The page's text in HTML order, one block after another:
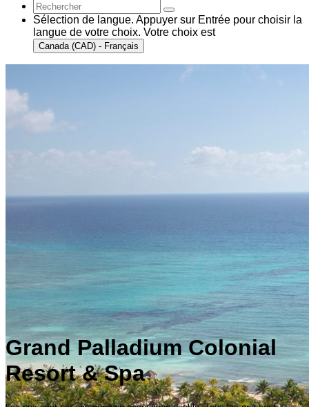
Sélection de langue. Appuyer sur Entrée pour choisir la
langue de votre choix. Votre choix est
Canada (CAD) - Français
Grand Palladium Colonial
Resort & Spa